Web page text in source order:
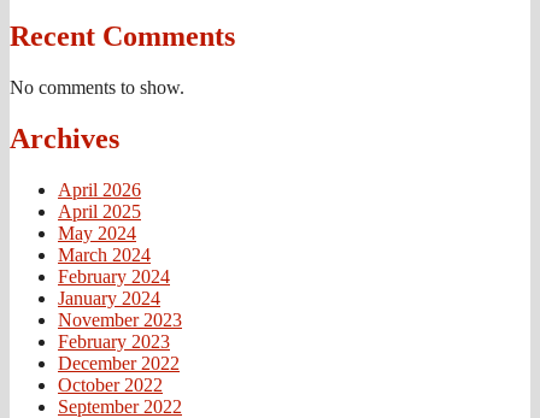
Recent Comments
No comments to show.
Archives
April 2026
April 2025
May 2024
March 2024
February 2024
January 2024
November 2023
February 2023
December 2022
October 2022
September 2022